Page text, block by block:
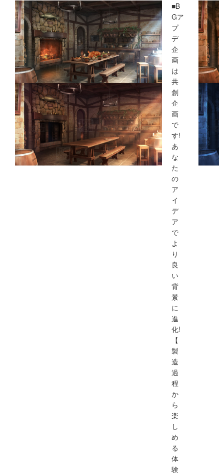
■B
Gア
プ
デ
企
画
は
共
創
企
画
で
す!
あ
な
た
の
ア
イ
デ
ア
で
よ
り
良
い
背
景
に
進
化!
【
製
造
過
程
か
ら
楽
し
め
る
体
験